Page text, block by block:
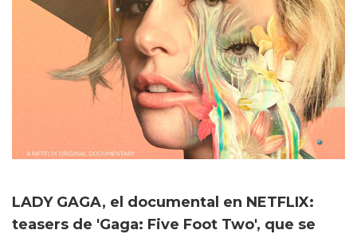
LADY GAGA, el documental en NETFLIX:
teasers de 'Gaga: Five Foot Two', que se